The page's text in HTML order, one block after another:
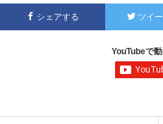
シェアする ツイ
YouTubeで動